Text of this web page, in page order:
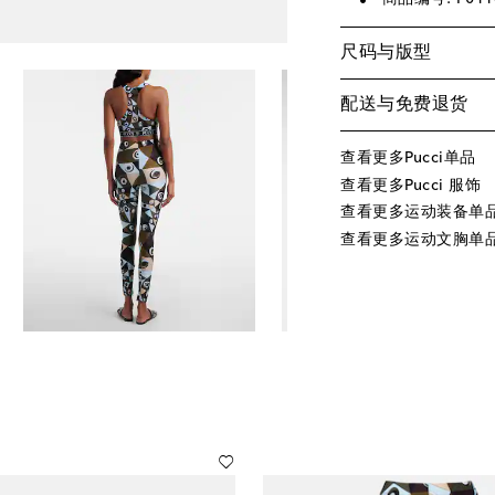
尺码与版型
配送与免费退货
查看更多Pucci单品
查看更多Pucci 服饰
查看更多运动装备单
查看更多运动文胸单